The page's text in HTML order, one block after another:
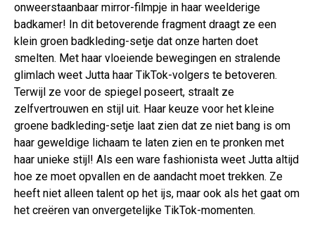
onweerstaanbaar mirror-filmpje in haar weelderige
badkamer! In dit betoverende fragment draagt ze een
klein groen badkleding-setje dat onze harten doet
smelten. Met haar vloeiende bewegingen en stralende
glimlach weet Jutta haar TikTok-volgers te betoveren.
Terwijl ze voor de spiegel poseert, straalt ze
zelfvertrouwen en stijl uit. Haar keuze voor het kleine
groene badkleding-setje laat zien dat ze niet bang is om
haar geweldige lichaam te laten zien en te pronken met
haar unieke stijl! Als een ware fashionista weet Jutta altijd
hoe ze moet opvallen en de aandacht moet trekken. Ze
heeft niet alleen talent op het ijs, maar ook als het gaat om
het creëren van onvergetelijke TikTok-momenten.